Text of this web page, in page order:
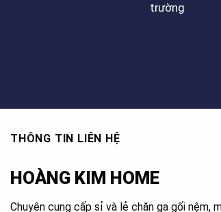
trường
THÔNG TIN LIÊN HỆ
HOÀNG KIM HOME
Chuyên cung cấp sỉ và lẻ chăn ga gối nệm,